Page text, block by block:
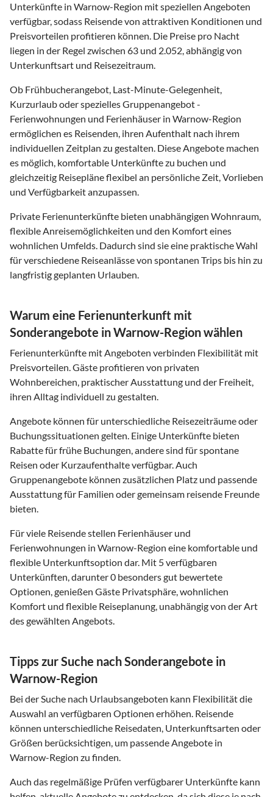
Unterkünfte in Warnow-Region mit speziellen Angeboten
verfügbar, sodass Reisende von attraktiven Konditionen und
Preisvorteilen profitieren können. Die Preise pro Nacht
liegen in der Regel zwischen 63 und 2.052, abhängig von
Unterkunftsart und Reisezeitraum.
Ob Frühbucherangebot, Last-Minute-Gelegenheit,
Kurzurlaub oder spezielles Gruppenangebot -
Ferienwohnungen und Ferienhäuser in Warnow-Region
ermöglichen es Reisenden, ihren Aufenthalt nach ihrem
individuellen Zeitplan zu gestalten. Diese Angebote machen
es möglich, komfortable Unterkünfte zu buchen und
gleichzeitig Reisepläne flexibel an persönliche Zeit, Vorlieben
und Verfügbarkeit anzupassen.
Private Ferienunterkünfte bieten unabhängigen Wohnraum,
flexible Anreisemöglichkeiten und den Komfort eines
wohnlichen Umfelds. Dadurch sind sie eine praktische Wahl
für verschiedene Reiseanlässe von spontanen Trips bis hin zu
langfristig geplanten Urlauben.
Warum eine Ferienunterkunft mit
Sonderangebote in Warnow-Region wählen
Ferienunterkünfte mit Angeboten verbinden Flexibilität mit
Preisvorteilen. Gäste profitieren von privaten
Wohnbereichen, praktischer Ausstattung und der Freiheit,
ihren Alltag individuell zu gestalten.
Angebote können für unterschiedliche Reisezeiträume oder
Buchungssituationen gelten. Einige Unterkünfte bieten
Rabatte für frühe Buchungen, andere sind für spontane
Reisen oder Kurzaufenthalte verfügbar. Auch
Gruppenangebote können zusätzlichen Platz und passende
Ausstattung für Familien oder gemeinsam reisende Freunde
bieten.
Für viele Reisende stellen Ferienhäuser und
Ferienwohnungen in Warnow-Region eine komfortable und
flexible Unterkunftsoption dar. Mit 5 verfügbaren
Unterkünften, darunter 0 besonders gut bewertete
Optionen, genießen Gäste Privatsphäre, wohnlichen
Komfort und flexible Reiseplanung, unabhängig von der Art
des gewählten Angebots.
Tipps zur Suche nach Sonderangebote in
Warnow-Region
Bei der Suche nach Urlaubsangeboten kann Flexibilität die
Auswahl an verfügbaren Optionen erhöhen. Reisende
können unterschiedliche Reisedaten, Unterkunftsarten oder
Größen berücksichtigen, um passende Angebote in
Warnow-Region zu finden.
Auch das regelmäßige Prüfen verfügbarer Unterkünfte kann